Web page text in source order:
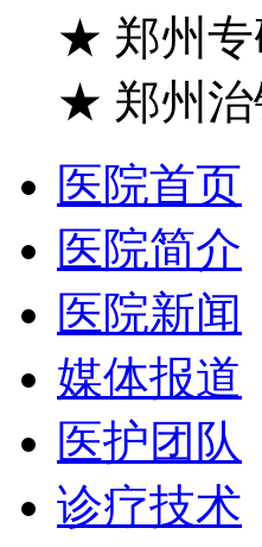
★ 郑州
★ 郑州
医院首页
医院简介
医院新闻
媒体报道
医护团队
诊疗技术